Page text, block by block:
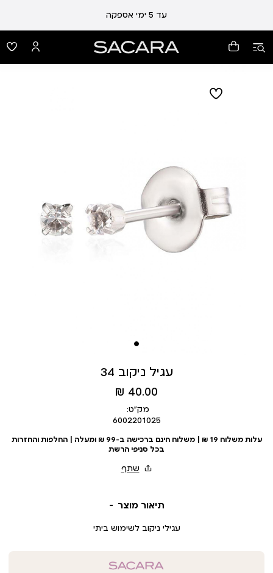
עד 5 ימי אספקה
עגיל ניקוב 34
מחיר
מוצר
40.00 ₪
מק״ט:
6002201025
עלות משלוח 19 ₪ | משלוח חינם ברכישה ב-99 ₪ ומעלה | החלפות והחזרות
בכל סניפי הרשת
תיאור מוצר
עגילי ניקוב לשימוש ביתי